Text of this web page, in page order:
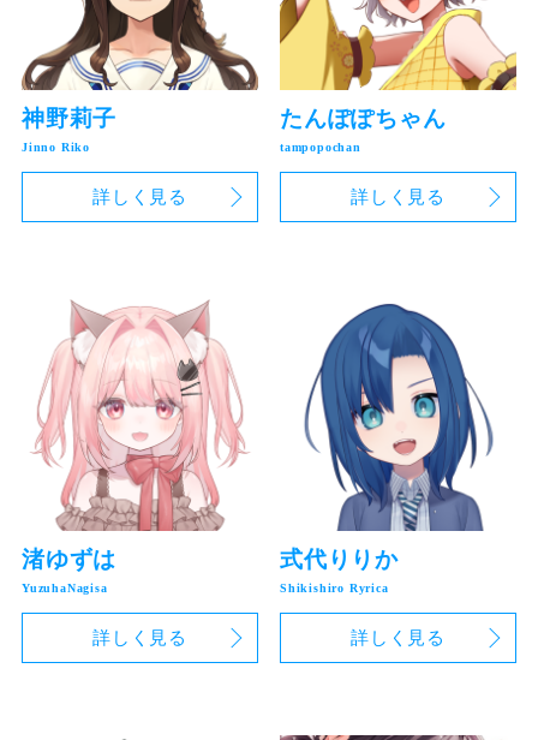
神野莉子
詳しく見る
たんぽぽちゃん
詳しく見る
渚ゆずは
詳しく見る
式代りりか
詳しく見る